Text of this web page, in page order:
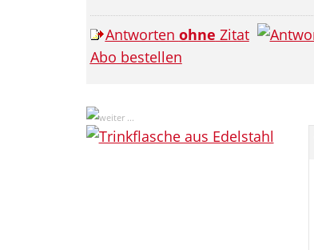
Antworten ohne Zitat
Abo bestellen